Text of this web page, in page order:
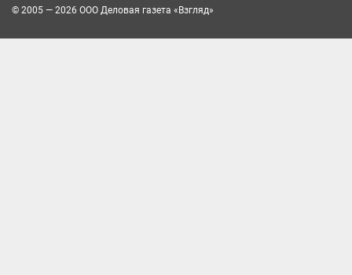
© 2005 — 2026 ООО Деловая газета «Взгляд»